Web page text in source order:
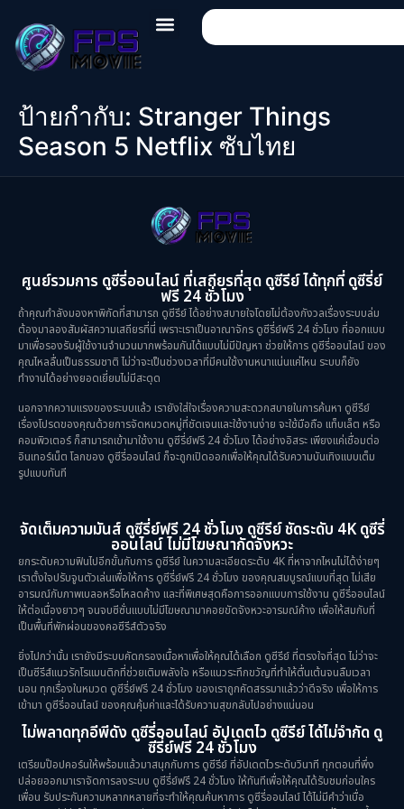
ป้ายกำกับ: Stranger Things
Season 5 Netflix ซับไทย
ศูนย์รวมการ ดูซีรี่ออนไลน์ ที่เสถียรที่สุด ดูซีรีย์ ได้ทุกที่ ดูซีรี่ย์
ฟรี 24 ชั่วโมง
ถ้าคุณกำลังมองหาพิกัดที่สามารถ ดูซีรีย์ ได้อย่างสบายใจโดยไม่ต้องกังวลเรื่องระบบล่ม
ต้องมาลองสัมผัสความเสถียรที่นี่ เพราะเราเป็นอาณาจักร ดูซีรี่ย์ฟรี 24 ชั่วโมง ที่ออกแบบ
มาเพื่อรองรับผู้ใช้งานจำนวนมากพร้อมกันได้แบบไม่มีปัญหา ช่วยให้การ ดูซีรี่ออนไลน์ ของ
คุณไหลลื่นเป็นธรรมชาติ ไม่ว่าจะเป็นช่วงเวลาที่มีคนใช้งานหนาแน่นแค่ไหน ระบบก็ยัง
ทำงานได้อย่างยอดเยี่ยมไม่มีสะดุด
นอกจากความแรงของระบบแล้ว เรายังใส่ใจเรื่องความสะดวกสบายในการค้นหา ดูซีรีย์
เรื่องโปรดของคุณด้วยการจัดหมวดหมู่ที่ชัดเจนและใช้งานง่าย จะใช้มือถือ แท็บเล็ต หรือ
คอมพิวเตอร์ ก็สามารถเข้ามาใช้งาน ดูซีรี่ย์ฟรี 24 ชั่วโมง ได้อย่างอิสระ เพียงแค่เชื่อมต่อ
อินเทอร์เน็ต โลกของ ดูซีรี่ออนไลน์ ก็จะถูกเปิดออกเพื่อให้คุณได้รับความบันเทิงแบบเต็ม
รูปแบบทันที
จัดเต็มความมันส์ ดูซีรี่ย์ฟรี 24 ชั่วโมง ดูซีรีย์ ชัดระดับ 4K ดูซีรี่
ออนไลน์ ไม่มีโฆษณากัดจังหวะ
ยกระดับความฟินไปอีกขั้นกับการ ดูซีรีย์ ในความละเอียดระดับ 4K ที่หาจากไหนไม่ได้ง่ายๆ
เราตั้งใจปรับจูนตัวเล่นเพื่อให้การ ดูซีรี่ย์ฟรี 24 ชั่วโมง ของคุณสมบูรณ์แบบที่สุด ไม่เสีย
อารมณ์กับภาพเบลอหรือโหลดค้าง และที่พิเศษสุดคือการออกแบบการใช้งาน ดูซีรี่ออนไลน์
ให้ต่อเนื่องยาวๆ จนจบซีซั่นแบบไม่มีโฆษณามาคอยขัดจังหวะอารมณ์ค้าง เพื่อให้สมกับที่
เป็นพื้นที่พักผ่อนของคอซีรีส์ตัวจริง
ยิ่งไปกว่านั้น เรายังมีระบบคัดกรองเนื้อหาเพื่อให้คุณได้เลือก ดูซีรีย์ ที่ตรงใจที่สุด ไม่ว่าจะ
เป็นซีรีส์แนวรักโรแมนติกที่ช่วยเติมพลังใจ หรือแนวระทึกขวัญที่ทำให้ตื่นเต้นจนลืมเวลา
นอน ทุกเรื่องในหมวด ดูซีรี่ย์ฟรี 24 ชั่วโมง ของเราถูกคัดสรรมาแล้วว่าดีจริง เพื่อให้การ
เข้ามา ดูซีรี่ออนไลน์ ของคุณคุ้มค่าและได้รับความสุขกลับไปอย่างแน่นอน
ไม่พลาดทุกอีพีดัง ดูซีรี่ออนไลน์ อัปเดตไว ดูซีรีย์ ได้ไม่จำกัด ดู
ซีรี่ย์ฟรี 24 ชั่วโมง
เตรียมป๊อปคอร์นให้พร้อมแล้วมาสนุกกับการ ดูซีรีย์ ที่อัปเดตไวระดับวินาที ทุกตอนที่พึ่ง
ปล่อยออกมาเราจัดการลงระบบ ดูซีรี่ย์ฟรี 24 ชั่วโมง ให้ทันทีเพื่อให้คุณได้รับชมก่อนใคร
เพื่อน รับประกันความหลากหลายที่จะทำให้คุณค้นหาการ ดูซีรี่ออนไลน์ ได้ไม่มีคำว่าเบื่อ